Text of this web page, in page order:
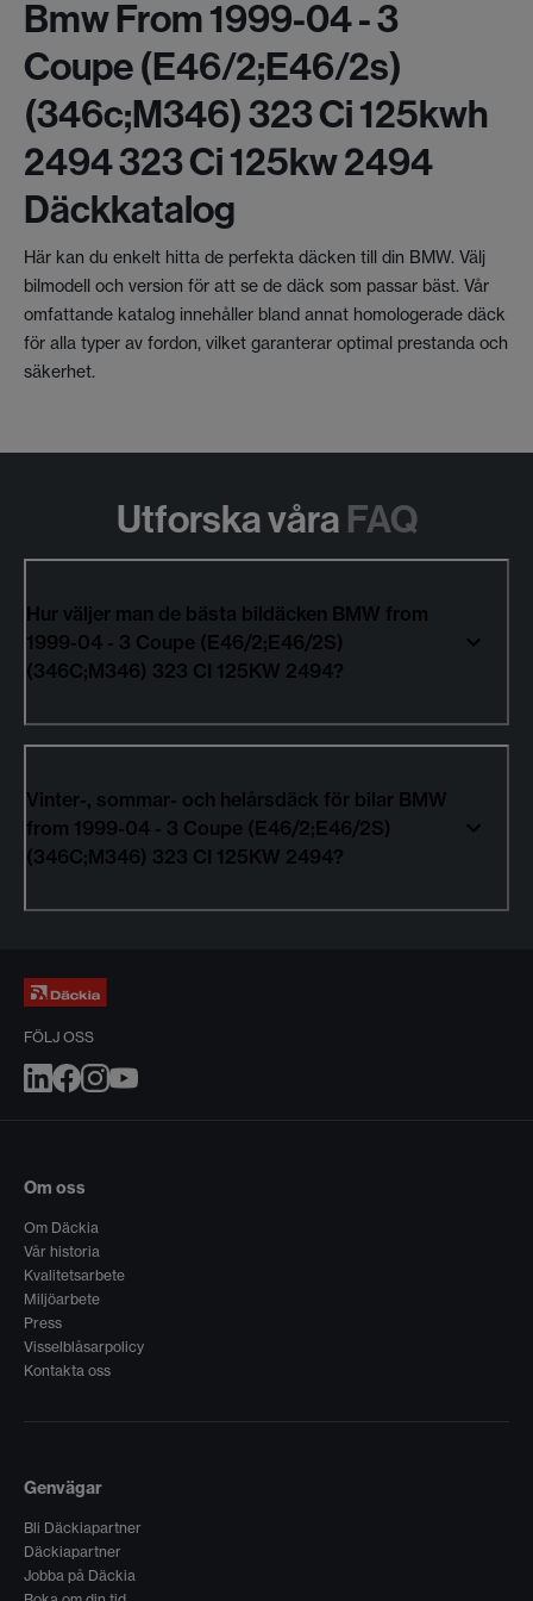
Bmw From 1999-04 - 3
Coupe (e46/2;e46/2s)
(346c;m346) 323 Ci 125kwh
2494 323 Ci 125kw 2494
Däckkatalog
Här kan du enkelt hitta de perfekta däcken till din BMW. Välj
bilmodell och version för att se de däck som passar bäst. Vår
omfattande katalog innehåller bland annat homologerade däck
för alla typer av fordon, vilket garanterar optimal prestanda och
säkerhet.
Utforska våra FAQ
Hur väljer man de bästa bildäcken BMW from
1999-04 - 3 Coupe (E46/2;E46/2S)
(346C;M346) 323 CI 125KW 2494?
Vinter-, sommar- och helårsdäck för bilar BMW
from 1999-04 - 3 Coupe (E46/2;E46/2S)
(346C;M346) 323 CI 125KW 2494?
FÖLJ OSS
Om oss
Om Däckia
Vår historia
Kvalitetsarbete
Miljöarbete
Press
Visselblåsarpolicy
Kontakta oss
Genvägar
Bli Däckiapartner
Däckiapartner
Jobba på Däckia